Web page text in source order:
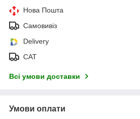
Нова Пошта
Самовивіз
Delivery
САТ
Всі умови доставки
Умови оплати